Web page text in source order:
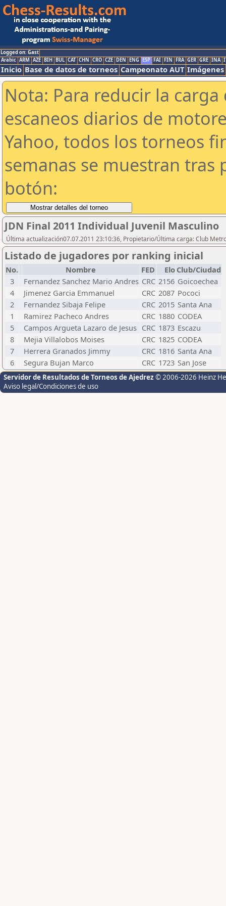
Logged on: Gast
Arabic ARM AZE BIH BUL CAT CHN CRO CZE DEN ENG ESP FAI FIN FRA GER GRE INA
Inicio Base de datos de torneos Campeonato AUT Imágenes
Nota: Para reducir la
escaneos diarios de
Yahoo, todos los torneos
semanas se muestran tras
botón:
JDN Final 2011 Individual Juvenil Masculino
Última actualización07.07.2011 23:10:36, Propietario/Última carga: Club
Listado de jugadores por ranking inicial
No. Nombre FED Elo Club/Ciudad
3
Fernandez Sanchez Mario Andres CRC 2156 Goicoechea
4
Jimenez Garcia Emmanuel CRC 2087 Pococi
2
Fernandez Sibaja Felipe CRC 2015 Santa Ana
1
Ramirez Pacheco Andres CRC 1880 CODEA
5
Campos Argueta Lazaro de Jesus CRC 1873 Escazu
8
Mejia Villalobos Moises CRC 1825 CODEA
7
Herrera Granados Jimmy CRC 1816 Santa Ana
6
Segura Bujan Marco CRC 1723 San Jose
Servidor de Resultados de Torneos de Ajedrez © 2006-2026 Heinz
Aviso legal/Condiciones de uso